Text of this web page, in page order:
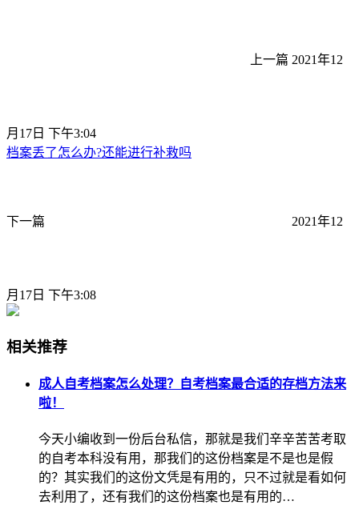
上一篇 2021年12
月17日 下午3:04
档案丢了怎么办?还能进行补救吗
下一篇 2021年12
月17日 下午3:08
相关推荐
成人自考档案怎么处理？自考档案最合适的存档方法来
啦！
今天小编收到一份后台私信，那就是我们辛辛苦苦考取
的自考本科没有用，那我们的这份档案是不是也是假
的？其实我们的这份文凭是有用的，只不过就是看如何
去利用了，还有我们的这份档案也是有用的…